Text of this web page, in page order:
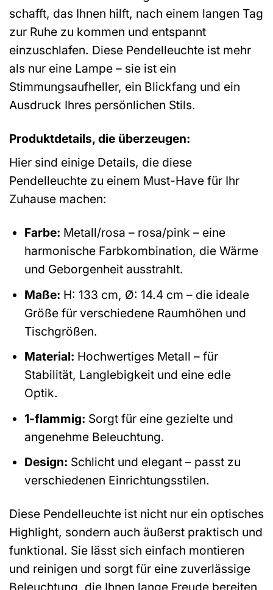
schafft, das Ihnen hilft, nach einem langen Tag
zur Ruhe zu kommen und entspannt
einzuschlafen. Diese Pendelleuchte ist mehr
als nur eine Lampe – sie ist ein
Stimmungsaufheller, ein Blickfang und ein
Ausdruck Ihres persönlichen Stils.
Produktdetails, die überzeugen:
Hier sind einige Details, die diese
Pendelleuchte zu einem Must-Have für Ihr
Zuhause machen:
Farbe: Metall/rosa – rosa/pink – eine
harmonische Farbkombination, die Wärme
und Geborgenheit ausstrahlt.
Maße: H: 133 cm, Ø: 14.4 cm – die ideale
Größe für verschiedene Raumhöhen und
Tischgrößen.
Material: Hochwertiges Metall – für
Stabilität, Langlebigkeit und eine edle
Optik.
1-flammig: Sorgt für eine gezielte und
angenehme Beleuchtung.
Design: Schlicht und elegant – passt zu
verschiedenen Einrichtungsstilen.
Diese Pendelleuchte ist nicht nur ein optisches
Highlight, sondern auch äußerst praktisch und
funktional. Sie lässt sich einfach montieren
und reinigen und sorgt für eine zuverlässige
Beleuchtung, die Ihnen lange Freude bereiten